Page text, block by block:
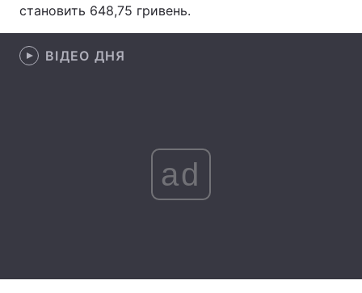
Інтерв'ю
Архів
становить 648,75 гривень.
ВІДЕО ДНЯ
ad